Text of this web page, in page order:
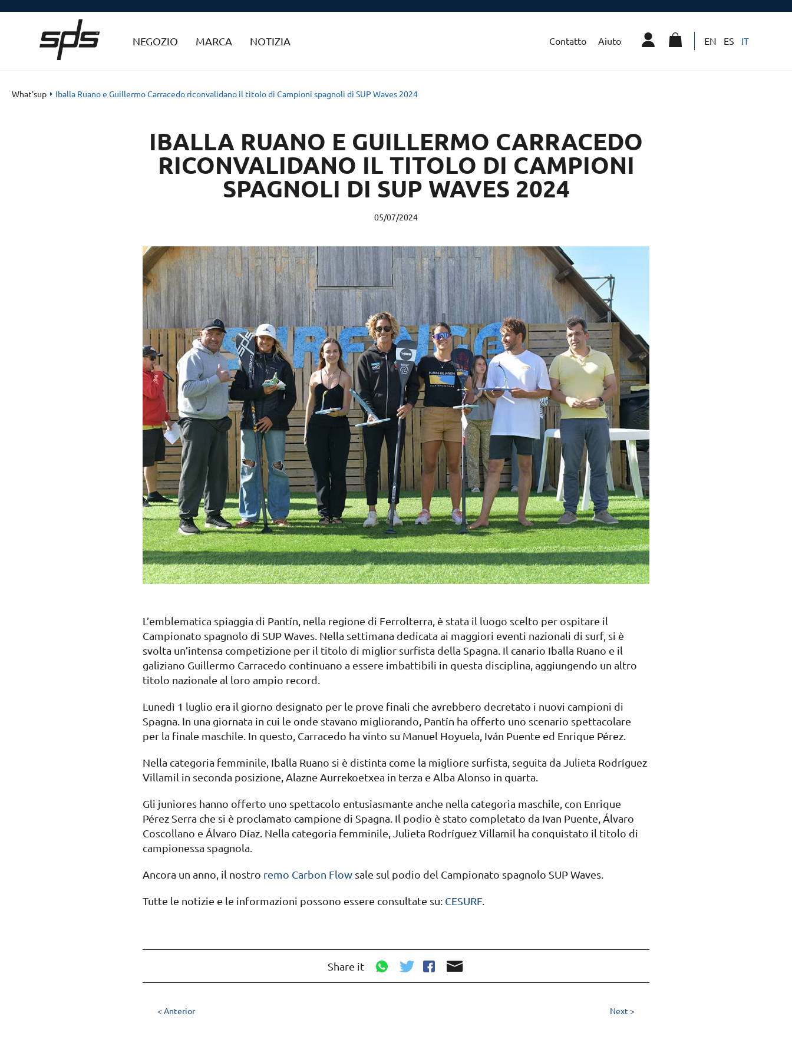
NEGOZIO MARCA NOTIZIA Contatto Aiuto EN ES IT
What'sup Iballa Ruano e Guillermo Carracedo riconvalidano il titolo di Campioni spagnoli di SUP Waves 2024
IBALLA RUANO E GUILLERMO CARRACEDO
RICONVALIDANO IL TITOLO DI CAMPIONI
SPAGNOLI DI SUP WAVES 2024
05/07/2024
L’emblematica spiaggia di Pantín, nella regione di Ferrolterra, è stata il luogo scelto per ospitare il
Campionato spagnolo di SUP Waves. Nella settimana dedicata ai maggiori eventi nazionali di surf, si è
svolta un’intensa competizione per il titolo di miglior surfista della Spagna. Il canario Iballa Ruano e il
galiziano Guillermo Carracedo continuano a essere imbattibili in questa disciplina, aggiungendo un altro
titolo nazionale al loro ampio record.
Lunedì 1 luglio era il giorno designato per le prove finali che avrebbero decretato i nuovi campioni di
Spagna. In una giornata in cui le onde stavano migliorando, Pantín ha offerto uno scenario spettacolare
per la finale maschile. In questo, Carracedo ha vinto su Manuel Hoyuela, Iván Puente ed Enrique Pérez.
Nella categoria femminile, Iballa Ruano si è distinta come la migliore surfista, seguita da Julieta Rodríguez
Villamil in seconda posizione, Alazne Aurrekoetxea in terza e Alba Alonso in quarta.
Gli juniores hanno offerto uno spettacolo entusiasmante anche nella categoria maschile, con Enrique
Pérez Serra che si è proclamato campione di Spagna. Il podio è stato completato da Ivan Puente, Álvaro
Coscollano e Álvaro Díaz. Nella categoria femminile, Julieta Rodríguez Villamil ha conquistato il titolo di
campionessa spagnola.
Ancora un anno, il nostro remo Carbon Flow sale sul podio del Campionato spagnolo SUP Waves.
Tutte le notizie e le informazioni possono essere consultate su: CESURF.
Share it
< Anterior Next >